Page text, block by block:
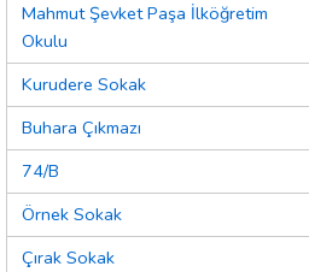
Mahmut Şevket Paşa İlköğretim
Okulu
Kurudere Sokak
Buhara Çıkmazı
74/B
Örnek Sokak
Çırak Sokak